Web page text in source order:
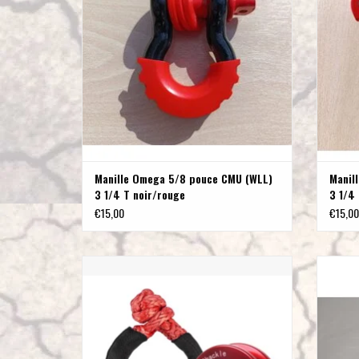
Manille Omega 5/8 pouce CMU (WLL)
3 1/4 T noir/rouge
€15,00
3 1/4
€15,00
AJOUTER AU PANIER